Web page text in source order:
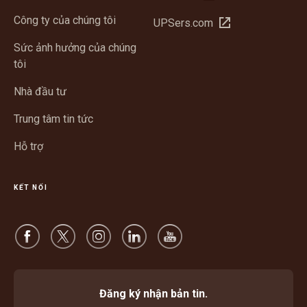
Công ty của chúng tôi
Sức ảnh hưởng của chúng
tôi
Nhà đầu tư
Trung tâm tin tức
Hỗ trợ
cửa
UPSers.com Mở
KẾT NỐI
Đăng ký nhận bản tin.